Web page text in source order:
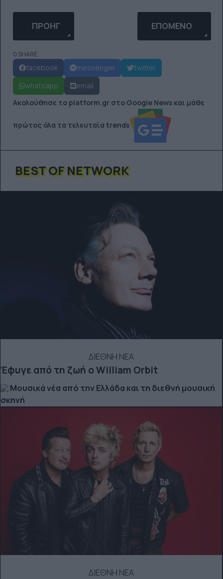
ΠΡΟΗΓΟΎΜΕΝΟ ΆΡΘΡΟ: ΓΙΑΤΊ ΤΟ GHOSTING
ΠΡΟΗΓ ΕΠΌΜΕΝΟ ΆΡΘΡΟ:
ΕΠΌΜΕΝΟ
0 SHARE
facebook messenger
twitter
whatsapp
email
Ακολούθησε το platform.gr στο Google News και μάθε
πρώτος όλα τα τελευταία trends
BEST OF NETWORK
ΔΙΕΘΝΗ ΝΕΑ
Έφυγε από τη ζωή ο William Orbit
Μουσικά νέα από την Ελλάδα και τη διεθνή μουσική
σκηνή
ΔΙΕΘΝΗ ΝΕΑ